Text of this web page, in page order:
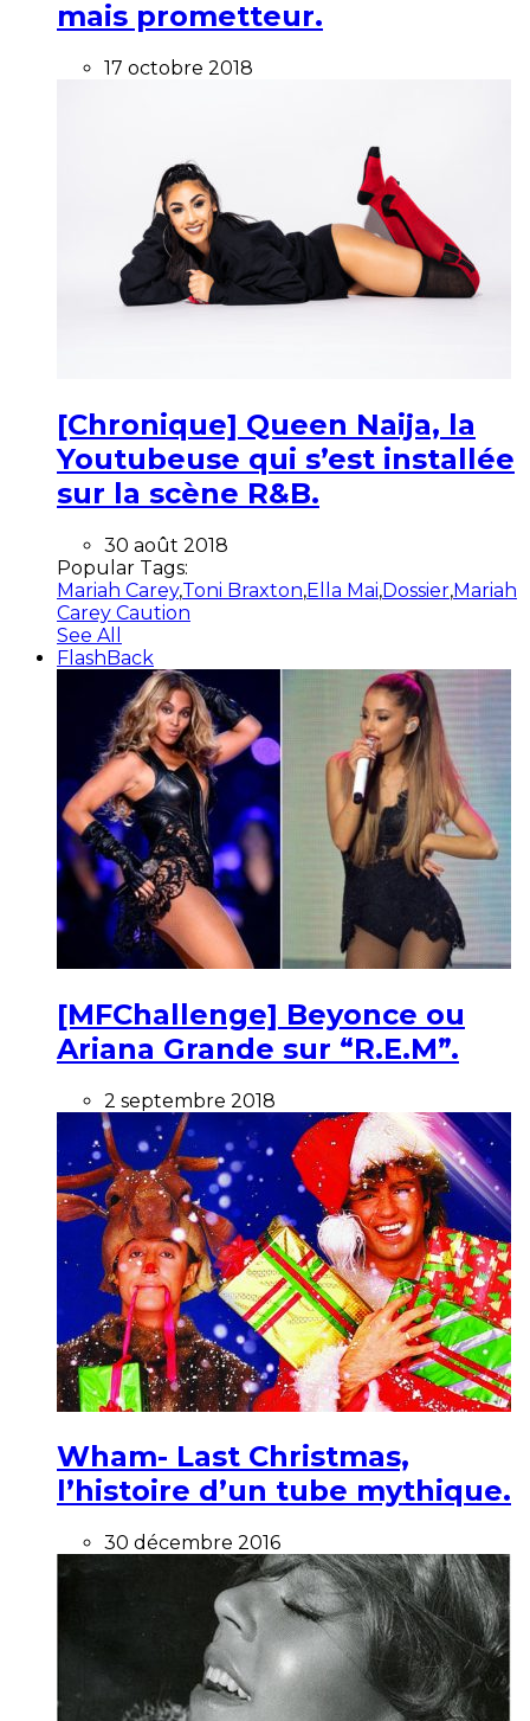
mais prometteur.
17 octobre 2018
[Chronique] Queen Naija, la
Youtubeuse qui s’est installée
sur la scène R&B.
30 août 2018
Popular Tags:
Mariah Carey,Toni Braxton,Ella Mai,Dossier,Mariah
Carey Caution
See All
FlashBack
[MFChallenge] Beyonce ou
Ariana Grande sur “R.E.M”.
2 septembre 2018
Wham- Last Christmas,
l’histoire d’un tube mythique.
30 décembre 2016